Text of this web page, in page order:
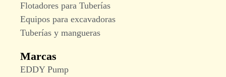
Flotadores para Tuberías
Equipos para excavadoras
Tuberías y mangueras
Marcas
EDDY Pump